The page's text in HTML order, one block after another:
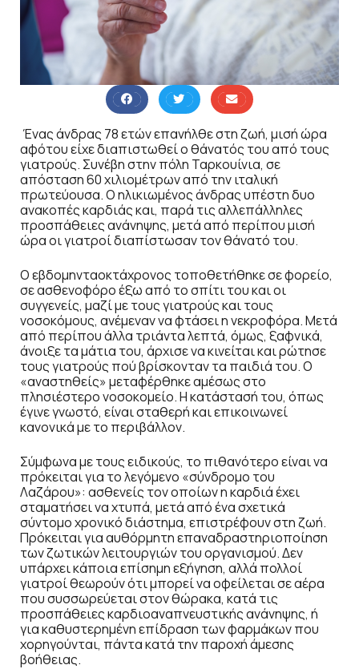
Ένας άνδρας 78 ετών επανήλθε στη ζωή, μισή ώρα
αφότου είχε διαπιστωθεί ο θάνατός του από τους
γιατρούς. Συνέβη στην πόλη Ταρκουίνια, σε
απόσταση 60 χιλιομέτρων από την ιταλική
πρωτεύουσα. Ο ηλικιωμένος άνδρας υπέστη δυο
ανακοπές καρδιάς και, παρά τις αλλεπάλληλες
προσπάθειες ανάνηψης, μετά από περίπου μισή
ώρα οι γιατροί διαπίστωσαν τον θάνατό του.
Ο εβδομηνταοκτάχρονος τοποθετήθηκε σε φορείο,
σε ασθενοφόρο έξω από το σπίτι του και οι
συγγενείς, μαζί με τους γιατρούς και τους
νοσοκόμους, ανέμεναν να φτάσει η νεκροφόρα. Μετά
από περίπου άλλα τριάντα λεπτά, όμως, ξαφνικά,
άνοιξε τα μάτια του, άρχισε να κινείται και ρώτησε
τους γιατρούς πού βρίσκονταν τα παιδιά του. Ο
«αναστηθείς» μεταφέρθηκε αμέσως στο
πλησιέστερο νοσοκομείο. Η κατάστασή του, όπως
έγινε γνωστό, είναι σταθερή και επικοινωνεί
κανονικά με το περιβάλλον.
Σύμφωνα με τους ειδικούς, το πιθανότερο είναι να
πρόκειται για το λεγόμενο «σύνδρομο του
Λαζάρου»: ασθενείς τον οποίων η καρδιά έχει
σταματήσει να χτυπά, μετά από ένα σχετικά
σύντομο χρονικό διάστημα, επιστρέφουν στη ζωή.
Πρόκειται για αυθόρμητη επαναδραστηριοποίηση
των ζωτικών λειτουργιών του οργανισμού. Δεν
υπάρχει κάποια επίσημη εξήγηση, αλλά πολλοί
γιατροί θεωρούν ότι μπορεί να οφείλεται σε αέρα
που συσσωρεύεται στον θώρακα, κατά τις
προσπάθειες καρδιοαναπνευστικής ανάνηψης, ή
για καθυστερημένη επίδραση των φαρμάκων που
χορηγούνται, πάντα κατά την παροχή άμεσης
βοήθειας.